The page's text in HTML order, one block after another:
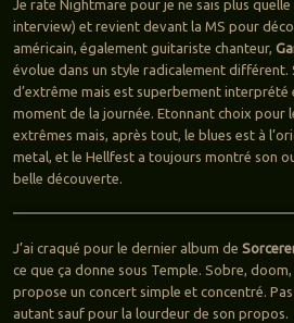
Je rate Nightmare pour je ne sais plus
interview) et revient devant la MS pour
américain, également guitariste chanteur,
évolue dans un style radicalement différent.
d’extrême mais est superbement interprété
moment de la journée. Etonnant choix pour
extrêmes mais, après tout, le blues est à
metal, et le Hellfest a toujours montré son
belle découverte.
J’ai craqué pour le dernier album de
ce que ça donne sous Temple. Sobre,
propose un concert simple et concentré.
autant sauf pour la lourdeur de son propos.